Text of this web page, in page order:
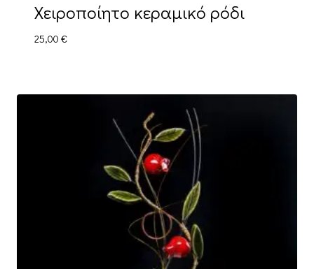
Χειροποίητο κεραμικό ρόδι
25,00 €